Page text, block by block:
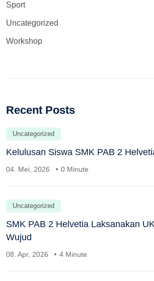
Sport
Uncategorized
Workshop
Recent Posts
Uncategorized
Kelulusan Siswa SMK PAB 2
04. Mei, 2026 0 Minute
Uncategorized
SMK PAB 2 Helvetia Laksanakan
Wujud
08. Apr, 2026 4 Minute